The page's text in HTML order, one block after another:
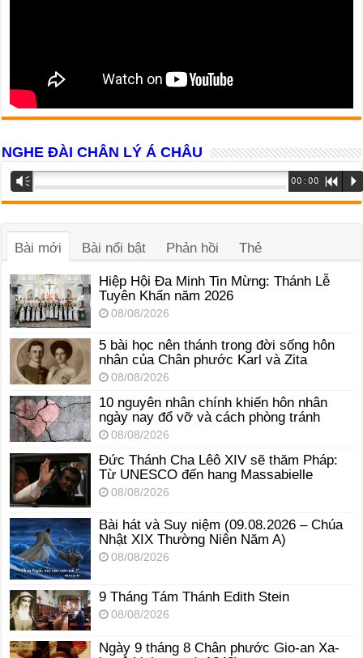
NGHE ĐÀI CHÂN LÝ Á CHÂU
Trình
phát
âm
Vm 00:00 R P
Bài mới Bài nổi bật Phản hồi Thẻ
Hiệp Hội Đa Minh Tin Mừng: Thánh Lễ
Tuyên Khấn năm 2026
08/08/2026
5 bài học nên thánh trong đời sống hôn
nhân của Chân phước Karl và Zita
08/08/2026
10 nguyên nhân chính khiến hôn nhân
ngày nay đổ vỡ và cách phòng tránh
08/08/2026
Đức Thánh Cha Lêô XIV sẽ thăm Pháp:
Từ UNESCO đến hang Massabielle
08/08/2026
Bài hát và Suy niệm (09.08.2026 – Chúa
Nhật XIX Thường Niên Năm A)
08/08/2026
9 Tháng Tám Thánh Edith Stein
08/08/2026
Ngày 9 tháng 8 Chân phước Gio-an Xa-